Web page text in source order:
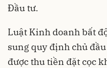
Đầu tư.
Luật Kinh doanh bất
sung quy định chủ
được thu tiền đặt cọc